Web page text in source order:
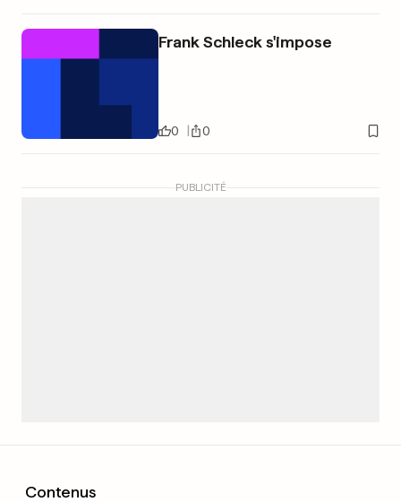
Frank Schleck s'impose
0 0
PUBLICITÉ
Contenus